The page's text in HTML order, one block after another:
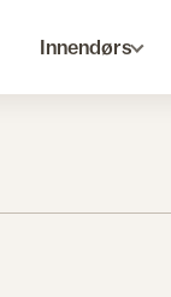
Innendørs